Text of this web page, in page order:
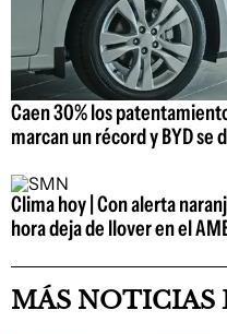
Caen 30% los
marcan un récord y BYD se
Clima hoy | Con alerta
hora deja de llover en el
MÁS NOTICIAS